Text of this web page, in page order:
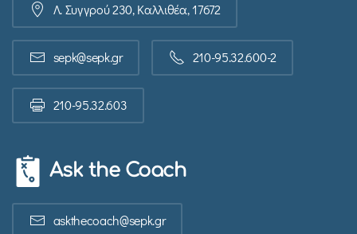
Λ. Συγγρού 230, Καλλιθέα, 17672
sepk@sepk.gr 210-95.32.600-2
210-95.32.603
Ask the Coach
askthecoach@sepk.gr